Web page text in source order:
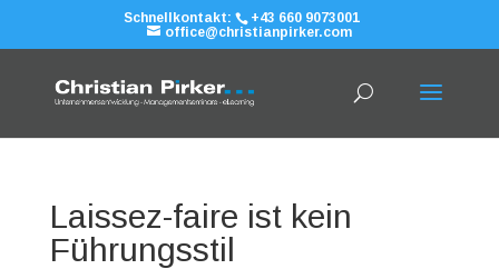
Schnellkontakt:
+43 660 9073001
office@christianpirker.com
Laissez-faire ist kein
Führungsstil